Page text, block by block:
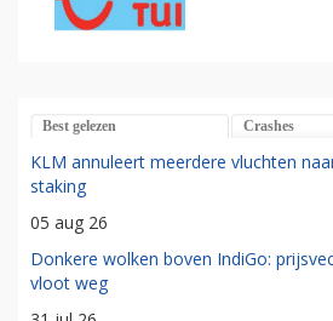
Best gelezen Crashes
KLM annuleert meerdere vluchten
staking
05 aug 26
Donkere wolken boven IndiGo:
vloot weg